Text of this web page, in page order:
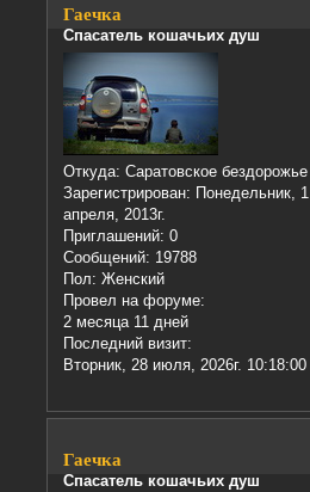
Гаечка
Спасатель кошачьих душ
Откуда: Саратовское бездорожье
Зарегистрирован: Понедельник, 1
апреля, 2013г.
Приглашений: 0
Сообщений: 19788
Пол: Женский
Провел на форуме:
2 месяца 11 дней
Последний визит:
Вторник, 28 июля, 2026г. 10:18:00
Гаечка
Спасатель кошачьих душ